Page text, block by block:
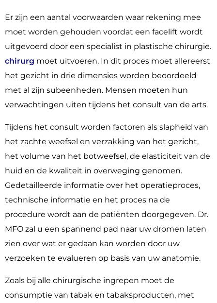
Er zijn een aantal voorwaarden waar rekening mee
moet worden gehouden voordat een facelift wordt
uitgevoerd door een specialist in plastische chirurgie.
chirurg moet uitvoeren. In dit proces moet allereerst
het gezicht in drie dimensies worden beoordeeld
met al zijn subeenheden. Mensen moeten hun
verwachtingen uiten tijdens het consult van de arts.
Tijdens het consult worden factoren als slapheid van
het zachte weefsel en verzakking van het gezicht,
het volume van het botweefsel, de elasticiteit van de
huid en de kwaliteit in overweging genomen.
Gedetailleerde informatie over het operatieproces,
technische informatie en het proces na de
procedure wordt aan de patiënten doorgegeven. Dr.
MFO zal u een spannend pad naar uw dromen laten
zien over wat er gedaan kan worden door uw
verzoeken te evalueren op basis van uw anatomie.
Zoals bij alle chirurgische ingrepen moet de
consumptie van tabak en tabaksproducten, met